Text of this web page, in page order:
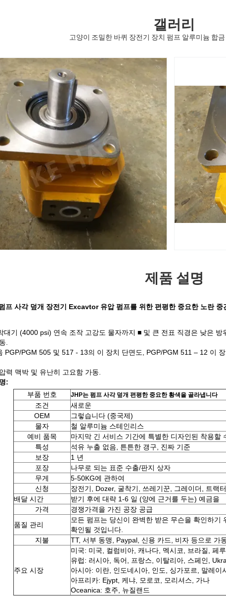
갤러리
고양이 조밀한 바퀴 장전기 장치 펌프 알루미늄 합
제품 설명
프 사각 덮개 장전기 Excavtor 유압 펌프를 위한 편평한 중요한 노란
대기 (4000 psi) 연속 조작 고강도 물자까지 ■ 및 큰 전표 직경은 낮은 방
.
PGP/PGM 505 및 517 - 13의 이 장치 단면도, PGP/PGM 511 – 12 이
력 맥박 및 유난히 고요함 가동.
:
부품 번호
JHP는 펌프 사각 덮개 편평한 중요한 황색을 골라냅니다
조건
새로운
OEM
그렇습니다 (중국제)
물자
철 알루미늄 스테인리스
예비 품목
마지막 긴 서비스 기간에 특별한 디자인된 착용할
특성
석유 누출 없음, 튼튼한 갱구, 진짜 기준
보장
1 년
포장
나무로 되는 표준 수출/판지 상자
무게
5-50KG에 관하여
신청
장전기, Dozer, 굴착기, 쓰레기꾼, 그레이더, 트랙
배달 시간
받기 후에 대략 1-6 일 (양에 근거를 두는) 예금을
가격
경쟁가격을 가진 공장 공급
품질 관리
모든 펌프는 당신이 완벽한 받은 무슨을 확인하기
확인될 것입니다.
지불
TT, 서부 동맹, Paypal, 신용 카드, 비자 등으로 가
주요 시장
미국: 미국, 컬럼비아, 캐나다, 멕시코, 브라질, 페
유럽: 러시아, 독어, 프랑스, 이탈리아, 스페인,
아시아: 이란, 인도네시아, 인도, 싱가포르, 말레이
아프리카: Ejypt, 케냐, 모로코, 모리셔스, 가나
Oceanica: 호주, 뉴질랜드